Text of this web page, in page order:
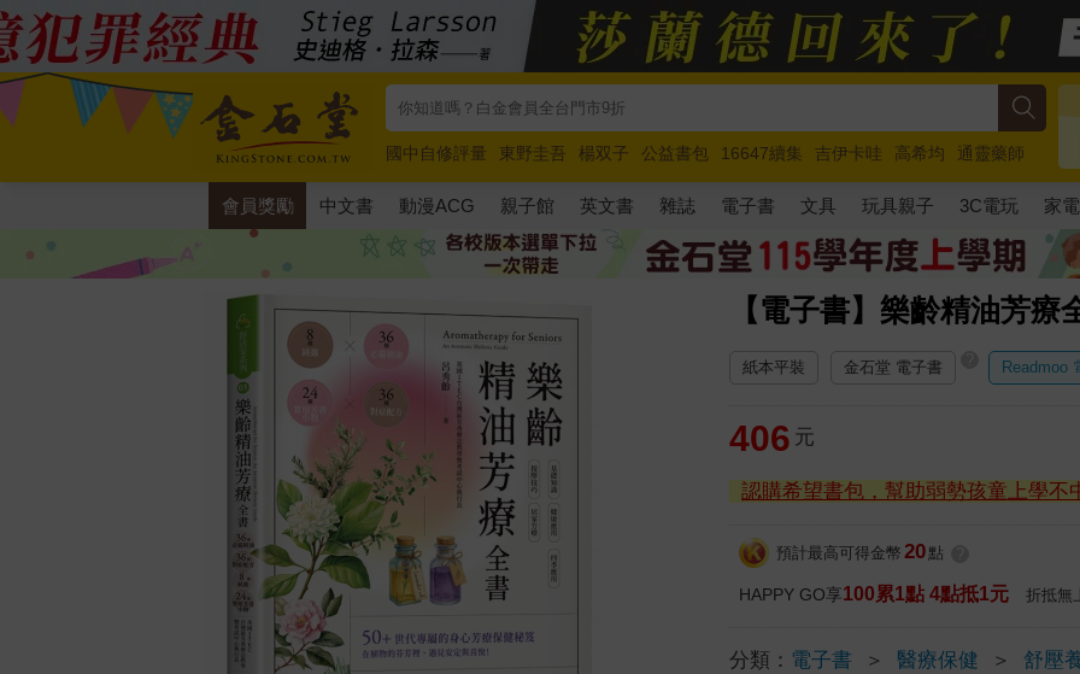
國中自修評量 東野圭吾 楊双子 公益書包 16647續集 吉伊卡哇 高希均
通靈藥師
唯紅花綻放
奧德賽 路邊攤新作 馬斯克 玩具總動員5 超慢跑
會員獎勵 中文書 動漫ACG 親子館 英文書 雜誌 電子書 文具 玩具親子 3C電玩 家電
【電子書】樂齡精油芳療
紙本平裝 金石堂 電子書 Readmoo
406 元
認購希望書包，幫助弱勢孩童上學不
預計最高可得金幣 20 點
HAPPY GO享100累1點 4點抵1元 折抵無
分類： 電子書 ＞ 醫療保健 ＞ 舒壓